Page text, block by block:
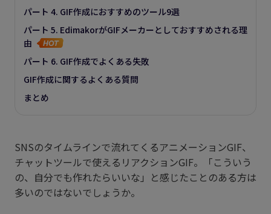
パート 4. GIF作成におすすめのツール9選
パート 5. EdimakorがGIFメーカーとしておすすめされる理
由
パート 6. GIF作成でよくある失敗
GIF作成に関するよくある質問
まとめ
SNSのタイムラインで流れてくるアニメーションGIF、
チャットツールで使えるリアクションGIF。「こういう
の、自分でも作れたらいいな」と感じたことのある方は
多いのではないでしょうか。